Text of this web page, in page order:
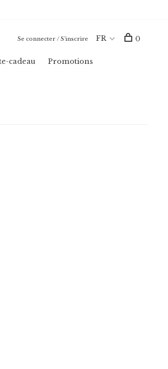
cadeau
Promotions
Se connecter / S'inscrire FR 0